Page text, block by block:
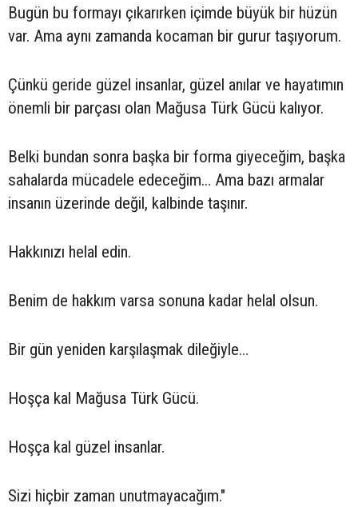
Bugün bu formayı çıkarırken içimde büyük bir hüzün
var. Ama aynı zamanda kocaman bir gurur taşıyorum.
Çünkü geride güzel insanlar, güzel anılar ve hayatımın
önemli bir parçası olan Mağusa Türk Gücü kalıyor.
Belki bundan sonra başka bir forma giyeceğim, başka
sahalarda mücadele edeceğim… Ama bazı armalar
insanın üzerinde değil, kalbinde taşınır.
Hakkınızı helal edin.
Benim de hakkım varsa sonuna kadar helal olsun.
Bir gün yeniden karşılaşmak dileğiyle…
Hoşça kal Mağusa Türk Gücü.
Hoşça kal güzel insanlar.
Sizi hiçbir zaman unutmayacağım."